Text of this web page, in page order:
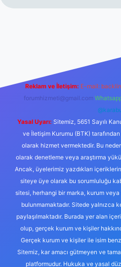
Reklam ve İletişim: E-mail:
forumhizmeti@gmail.com
Yasal Uyarı: Sitemiz, 5651 Sayılı
ve İletişim Kurumu (BTK) tarafından
olarak hizmet vermektedir. Bu
olarak denetleme veya araştırma
Ancak, üyelerimiz yazdıkları
siteye üye olarak bu sorumluluğu
sitesi, herhangi bir marka, kurum veya
bulunmamaktadır. Sitede yalnızca
paylaşılmaktadır. Burada yer alan
olup, gerçek kurum ve kişiler
Gerçek kurum ve kişiler ile isim
Sitemiz, kar amacı gütmeyen ve
platformudur. Hukuka ve yasal